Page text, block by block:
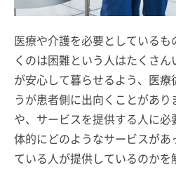
医療や介護を必要としている
くのは困難という人はたくさ
が安心して暮らせるよう、医
うが患者側に出向くことがあ
や、サービスを提供する人に
体的にどのようなサービスが
ている人が提供しているのかを